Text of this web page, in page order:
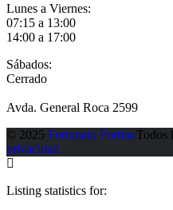
Lunes a Viernes:
07:15 a 13:00
14:00 a 17:00
Sábados:
Cerrado
Avda. General Roca 2599
© 2025 Fortunato FortinoTodos
privacidad
Listing statistics for: